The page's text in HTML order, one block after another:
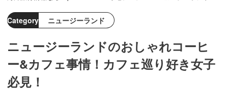
Category ニュージーランド
ニュージーランドのおしゃれコーヒ
ー&カフェ事情！カフェ巡り好き女子
必見！